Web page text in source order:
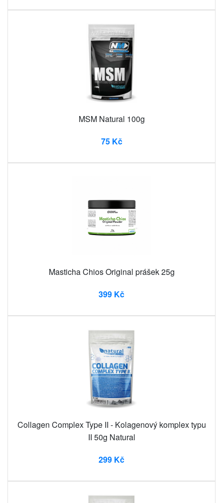
MSM Natural 100g
75 Kč
Masticha Chios Original prášek 25g
399 Kč
Collagen Complex Type II - Kolagenový komplex typu
II 50g Natural
299 Kč